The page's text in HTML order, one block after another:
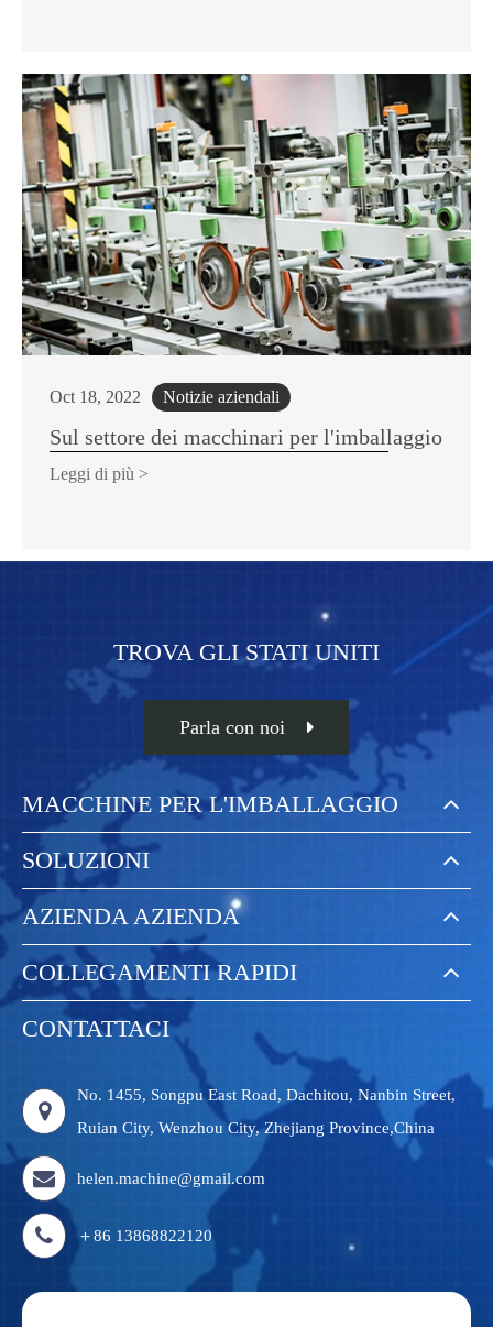
Oct 18, 2022 Notizie aziendali
Sul settore dei macchinari per l'imballaggio
Leggi di più >
TROVA GLI STATI UNITI
Parla con noi
MACCHINE PER L'IMBALLAGGIO
SOLUZIONI
AZIENDA AZIENDA
COLLEGAMENTI RAPIDI
CONTATTACI
No. 1455, Songpu East Road, Dachitou, Nanbin Street,
Ruian City, Wenzhou City, Zhejiang Province,China
helen.machine@gmail.com
＋86 13868822120